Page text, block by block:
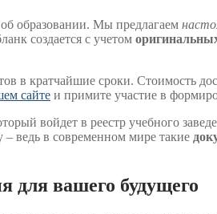
об образовании. Мы предлагаем
создается с учетом
в кратчайшие сроки. Стоимость
сайте и примите участие в
войдет в реестр учебного
ведь в современном мире такие
для вашего будущего